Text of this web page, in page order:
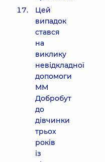
Цей
випадок
стався
на
виклику
невідкладної
допомоги
ММ
Добробут
до
дівчинки
трьох
років
із